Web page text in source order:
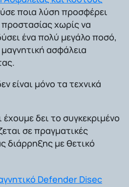
ποια λύση προσφέρει
προστασίας χωρίς να
ένα πολύ μεγάλο ποσό,
ασφάλεια
είναι μόνο τα τεχνικά
έχουμε δει το συγκεκριμένο
σε πραγματικές
διάρρηξης με θετικό
Defender Disec